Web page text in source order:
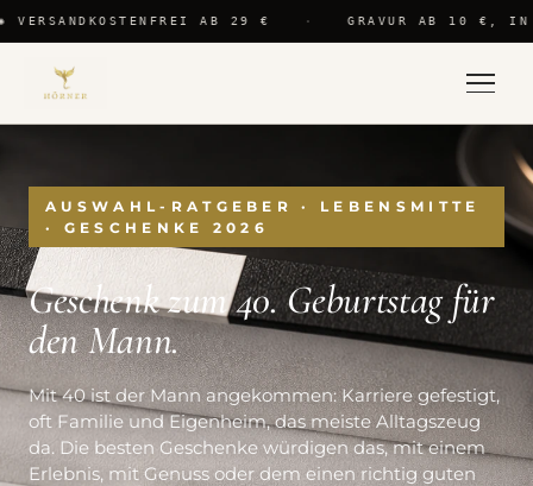
VERSANDKOSTENFREI AB 29 € · GRAVUR AB 10 €,
AUSWAHL-RATGEBER · LEBENSMITTE
· GESCHENKE 2026
Geschenk zum 40. Geburtstag für
den Mann.
Mit 40 ist der Mann angekommen: Karriere gefestigt,
oft Familie und Eigenheim, das meiste Alltagszeug
da. Die besten Geschenke würdigen das, mit einem
Erlebnis, mit Genuss oder dem einen richtig guten